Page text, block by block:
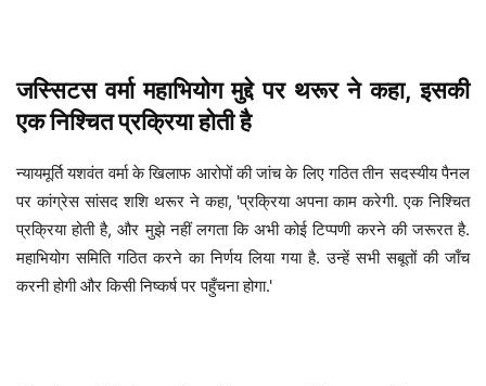
जस्सिटस वर्मा महाभियोग मुद्दे पर थरूर ने कहा, इसकी
एक निश्चित प्रक्रिया होती है
न्यायमूर्ति यशवंत वर्मा के खिलाफ आरोपों की जांच के लिए गठित तीन सदस्यीय पैनल
पर कांग्रेस सांसद शशि थरूर ने कहा, 'प्रक्रिया अपना काम करेगी. एक निश्चित
प्रक्रिया होती है, और मुझे नहीं लगता कि अभी कोई टिप्पणी करने की जरूरत है.
महाभियोग समिति गठित करने का निर्णय लिया गया है. उन्हें सभी सबूतों की जाँच
करनी होगी और किसी निष्कर्ष पर पहुँचना होगा.'